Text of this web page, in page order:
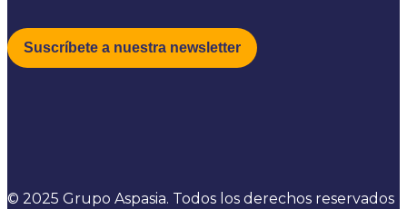
© 2025 Grupo Aspasia. Todos los derechos reservados